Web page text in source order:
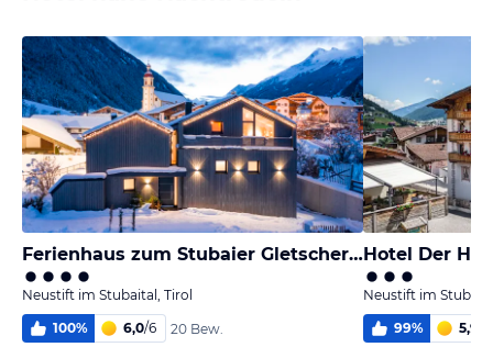
Ferienhaus zum Stubaier Gletscher - Dorf
Neustift im Stubaital, Tirol
100% 6,0/6 20 Bew.
Hotel Der
Neustift im
99% 5,9